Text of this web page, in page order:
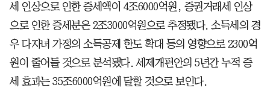
세 인상으로 인한 증세액이 4조6000억원, 증권거래세 인상
으로 인한 증세분은 2조3000억원으로 추정됐다. 소득세의 경
우 다자녀 가정의 소득공제 한도 확대 등의 영향으로 2300억
원이 줄어들 것으로 분석됐다. 세제개편안의 5년간 누적 증
세 효과는 35조6000억원에 달할 것으로 보인다.